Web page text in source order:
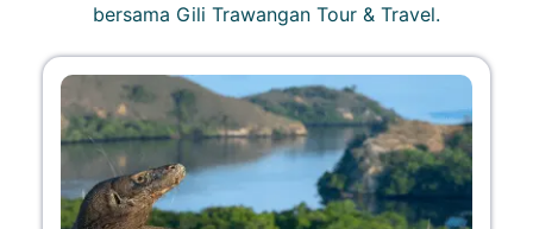
bersama Gili Trawangan Tour & Travel.